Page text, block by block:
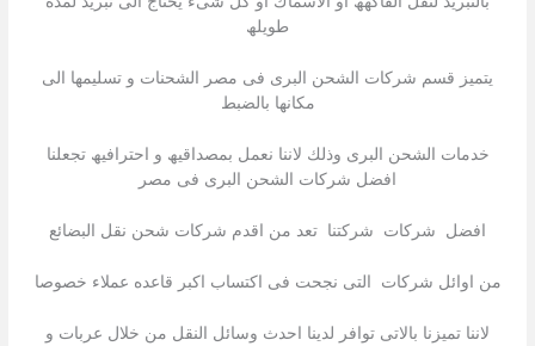
طویلھ
یتمیز قسم شركات الشحن البرى فى مصر الشحنات و تسلیمھا الى
مكانھا بالضبط
خدمات الشحن البرى وذلك لاننا نعمل بمصداقیھ و احترافیھ تجعلنا
افضل شركات الشحن البرى فى مصر
افضل شركات شركتنا تعد من اقدم شركات شحن نقل البضائع
من اوائل شركات التى نجحت فى اكتساب اكبر قاعده عملاء خصوصا
لاننا تمیزنا بالاتى توافر لدینا احدث وسائل النقل من خلال عربات و